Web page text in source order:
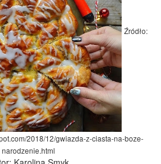
Źródło:
2018/12/gwiazda-z-ciasta-na-boze-
narodzenie.html